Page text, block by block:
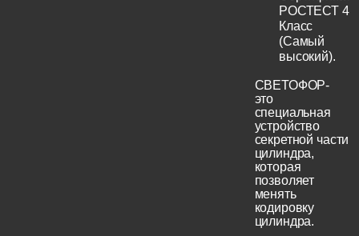
РОСТЕСТ 4
Класс
(Самый
высокий).
СВЕТОФОР-
это
специальная
устройство
секретной части
цилиндра,
которая
позволяет
менять
кодировку
цилиндра.